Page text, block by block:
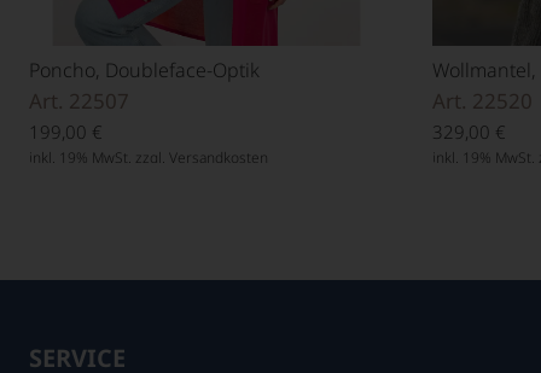
Poncho, Doubleface-Optik
Art. 22507
199,00 €
inkl. 19% MwSt. zzgl. Versandkosten
Art. 22520
329,00 €
inkl. 19% MwSt.
SERVICE